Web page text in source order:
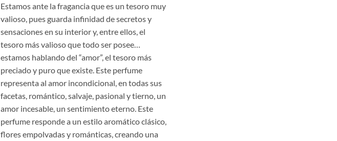
precios:
desde
€10,00
hasta
€17,00
Estamos ante la fragancia que es un tesoro muy
valioso, pues guarda infinidad de secretos y
sensaciones en su interior y, entre ellos, el
tesoro más valioso que todo ser posee…
estamos hablando del “amor”, el tesoro más
preciado y puro que existe. Este perfume
representa al amor incondicional, en todas sus
facetas, romántico, salvaje, pasional y tierno, un
amor incesable, un sentimiento eterno. Este
perfume responde a un estilo aromático clásico,
flores empolvadas y románticas, creando una